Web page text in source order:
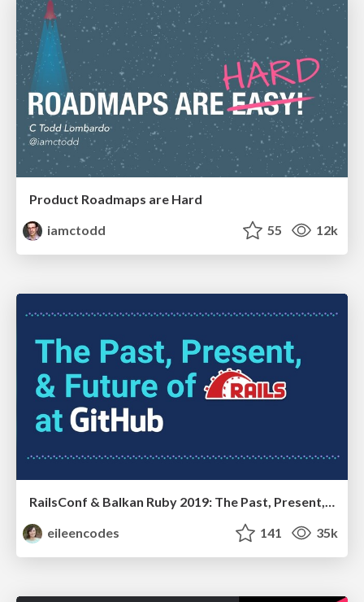
Product Roadmaps are Hard
iamctodd
55 12k
RailsConf & Balkan Ruby 2019: The Past, Present, and Future of Rails at GitHub
eileencodes
141 35k